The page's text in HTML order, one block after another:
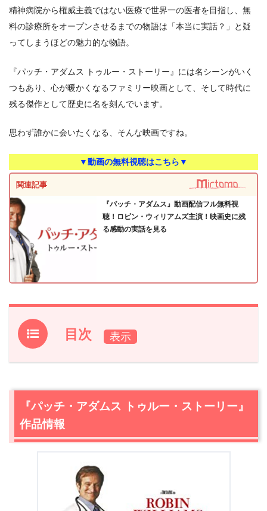
精神病院から権威主義ではない医療で世界一の医者を目指し、無
料の診療所をオープンさせるまでの物語は「本当に実話？」と疑
ってしまうほどの魅力的な物語。
『パッチ・アダムス トゥルー・ストーリー』には名シーンがいく
つもあり、心が暖かくなるファミリー映画として、そして時代に
残る傑作として歴史に名を刻んでいます。
思わず誰かに会いたくなる、そんな映画ですね。
▼動画の無料視聴はこちら▼
関連記事
『パッチ・アダムス』動画配信フル無料視
聴！ロビン・ウィリアムズ主演！映画史に残
る感動の実話を見る
目次
1.『パッチ・アダムス トゥルー・ストーリー』作品情報
ー』あらすじ・感想
2.1アダムスが自分の天職に目覚めたのは、医者じゃなく患
者のおかげだった？
2.2
大きな悲劇が起きる！どん底からの復活劇
涙溢れてくる映画史に残る名シーン
『パッチ・アダムス トゥルー・ストーリー』
作品情報